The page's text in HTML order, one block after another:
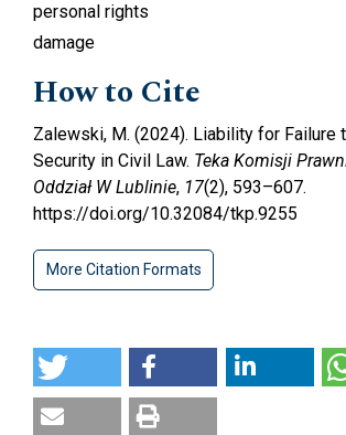
personal rights
damage
How to Cite
Zalewski, M. (2024). Liability for Failure
Security in Civil Law. Teka Komisji
Oddział W Lublinie, 17(2), 593–607.
https://doi.org/10.32084/tkp.9255
More Citation Formats